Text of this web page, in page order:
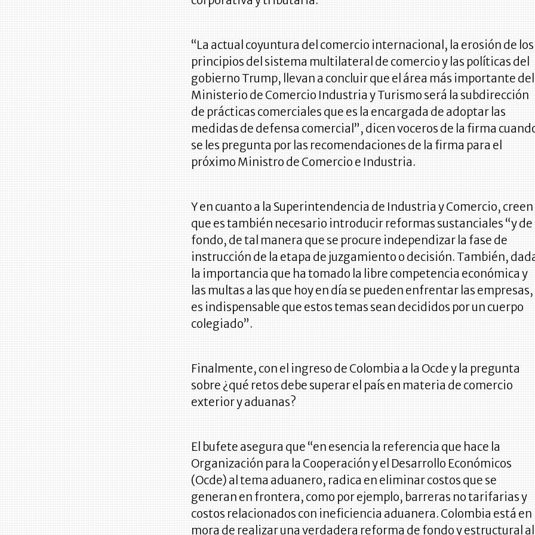
“La actual coyuntura del comercio internacional, la erosión de los
principios del sistema multilateral de comercio y las políticas del
gobierno Trump, llevan a concluir que el área más importante del
Ministerio de Comercio Industria y Turismo será la subdirección
de prácticas comerciales que es la encargada de adoptar las
medidas de defensa comercial”, dicen voceros de la firma
se les pregunta por las recomendaciones de la firma para el
próximo Ministro de Comercio e Industria.
Y en cuanto a la Superintendencia de Industria y Comercio, creen
que es también necesario introducir reformas sustanciales “y de
fondo, de tal manera que se procure independizar la fase de
instrucción de la etapa de juzgamiento o decisión. También,
la importancia que ha tomado la libre competencia económica y
las multas a las que hoy en día se pueden enfrentar las empresas,
es indispensable que estos temas sean decididos por un cuerpo
colegiado”.
Finalmente, con el ingreso de Colombia a la Ocde y la pregunta
sobre ¿qué retos debe superar el país en materia de comercio
exterior y aduanas?
El bufete asegura que “en esencia la referencia que hace la
Organización para la Cooperación y el Desarrollo Económicos
(Ocde) al tema aduanero, radica en eliminar costos que se
generan en frontera, como por ejemplo, barreras no tarifarias y
costos relacionados con ineficiencia aduanera. Colombia está en
mora de realizar una verdadera reforma de fondo y estructural al